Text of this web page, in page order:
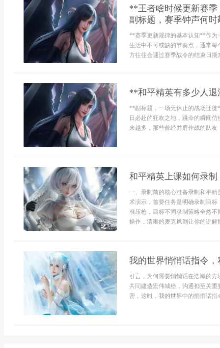
**王者啥时候更新赛
副标题，赛季钟声何
**赛季更新规律的基本认知**作为
生活中不可或缺的节奏点，通常
方往往会通过赛季战令的结束日
**和平精英有多少人
**副标题，一场无休止的战场迁
日必赴的狂欢之地，跳伞的瞬间
来越多，那些曾经并肩作战的队友
和平精英上课如何录
一、录制前的核心准备录制和平
术演示，首要任务是明确录制目
准压枪，目标不同录制策略全然
操作，清晰的麦克风则让你的讲
我的世界悄悄话指令
引言，为何需要悄悄话在浩瀚的
共同建造宏伟城堡，沟通都至关
密，这时，我的世界中的悄悄话